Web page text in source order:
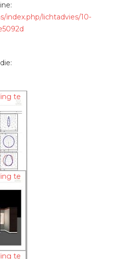
index.php/lichtadvies/10-